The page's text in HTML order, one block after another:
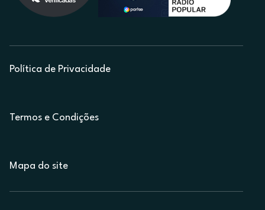
Política de Privacidade
Termos e Condições
Mapa do site